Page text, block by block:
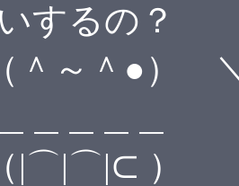
するの？
～＾●） ＼
|⌒|⌒|⊂